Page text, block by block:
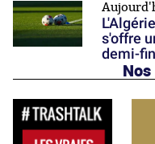
s'offre
demi-